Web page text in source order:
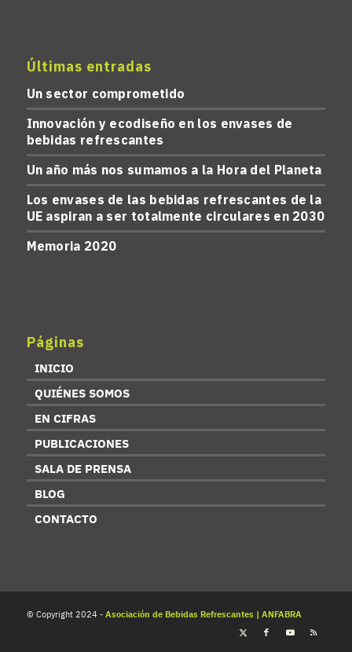
Últimas entradas
Un sector comprometido
Innovación y ecodiseño en los envases de
bebidas refrescantes
Un año más nos sumamos a la Hora del Planeta
Los envases de las bebidas refrescantes de la
UE aspiran a ser totalmente circulares en 2030
Memoria 2020
Páginas
INICIO
QUIÉNES SOMOS
EN CIFRAS
PUBLICACIONES
SALA DE PRENSA
BLOG
CONTACTO
© Copyright 2024 - Asociación de Bebidas Refrescantes | ANFABRA